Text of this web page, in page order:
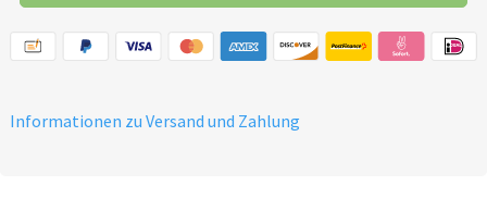
Informationen zu Versand und Zahlung